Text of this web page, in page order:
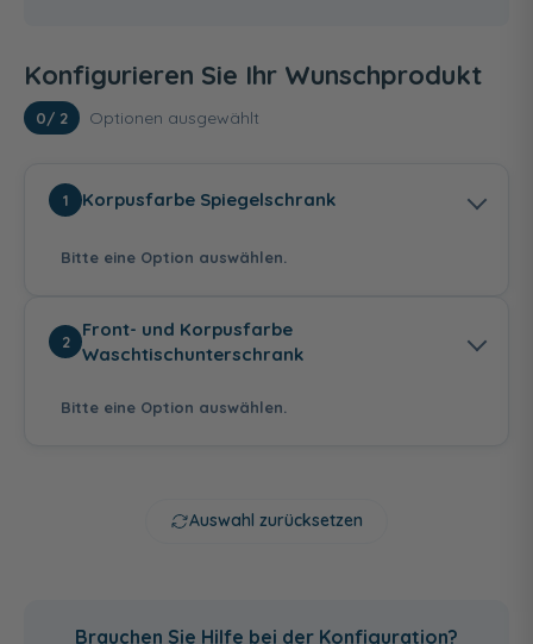
Konfigurieren Sie Ihr Wunschprodukt
0/ 2 Optionen ausgewählt
1 Korpusfarbe Spiegelschrank
Bitte eine Option auswählen.
2
Front- und Korpusfarbe
Waschtischunterschrank
Bitte eine Option auswählen.
Anthrazit
Auswahl zurücksetzen
Brauchen Sie Hilfe bei der Konfiguration?